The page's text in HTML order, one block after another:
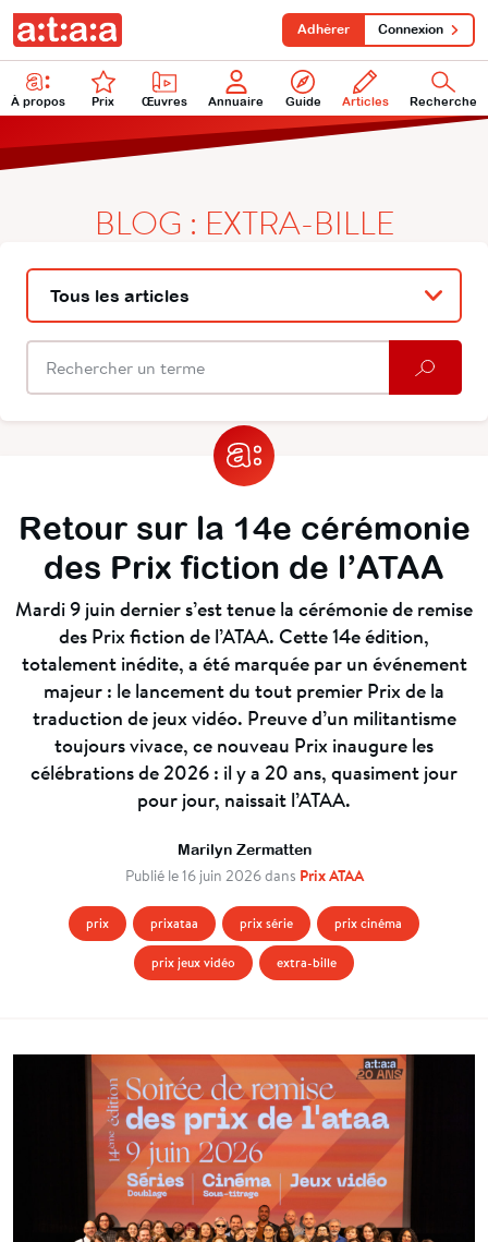
À propos Prix Œuvres Annuaire Guide Articles Recherche
Adhérer Connexion
BLOG : EXTRA-BILLE
Retour sur la 14e cérémonie
des Prix fiction de l’ATAA
Mardi 9 juin dernier s’est tenue la cérémonie de remise
des Prix fiction de l’ATAA. Cette 14eédition,
totalement inédite, a été marquée par un événement
majeur : le lancement du tout premier Prix de la
traduction de jeux vidéo. Preuve d’un militantisme
toujours vivace, ce nouveau Prix inaugure les
célébrations de 2026 : il y a 20 ans, quasiment jour
pour jour, naissait l’ATAA.
Marilyn Zermatten
Publié le 16 juin 2026 dans Prix ATAA
prix prixataa prix série prix cinéma
prix jeux vidéo extra-bille